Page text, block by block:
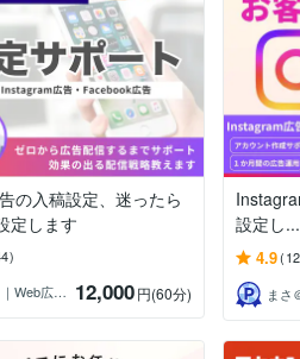
の入稿設定、迷ったら
定します
せり｜Web広告サポート・運用相談
12,000円(60分)
設定し...
4.9
まさ